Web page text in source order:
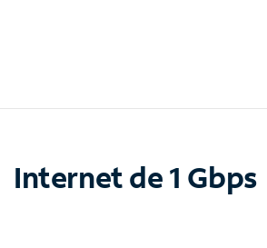
Internet de 1 Gbps